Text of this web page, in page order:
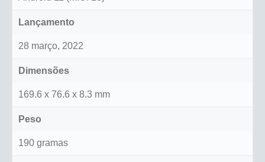
Lançamento
28 março, 2022
Dimensões
169.6 x 76.6 x 8.3 mm
Peso
190 gramas